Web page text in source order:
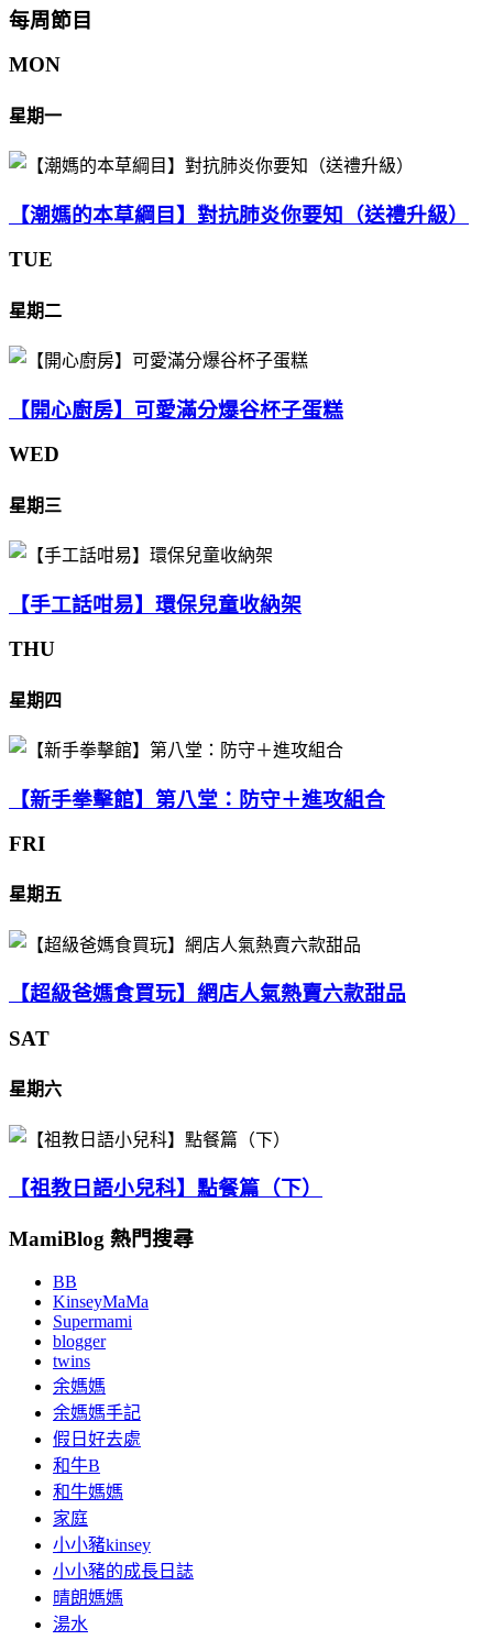
每周節目
MON
星期一
【潮媽的本草綱目】對抗肺炎你要知（送禮升級）
TUE
星期二
【開心廚房】可愛滿分爆谷杯子蛋糕
WED
星期三
【手工話咁易】環保兒童收納架
THU
星期四
【新手拳擊館】第八堂：防守＋進攻組合
FRI
星期五
【超級爸媽食買玩】網店人氣熱賣六款甜品
SAT
星期六
【祖教日語小兒科】點餐篇（下）
MamiBlog 熱門搜尋
BB
KinseyMaMa
Supermami
blogger
twins
余媽媽
余媽媽手記
假日好去處
和牛B
和牛媽媽
家庭
小小豬kinsey
小小豬的成長日誌
晴朗媽媽
湯水